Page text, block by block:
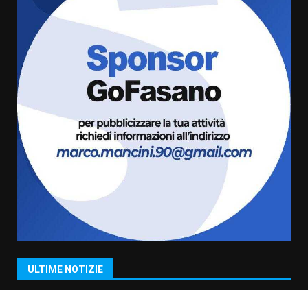
ULTIME NOTIZIE
6 Agosto 2026 06:15
Serie D, l’Us Fasano è escluso
dal campionato
5 Agosto 2026 17:30
Truffatori in azione nelle
frazioni fasanesi
5 Agosto 2026 11:03
1
Fasanese ferito a colpi di arma
da fuoco
6 Agosto 2026 18:13